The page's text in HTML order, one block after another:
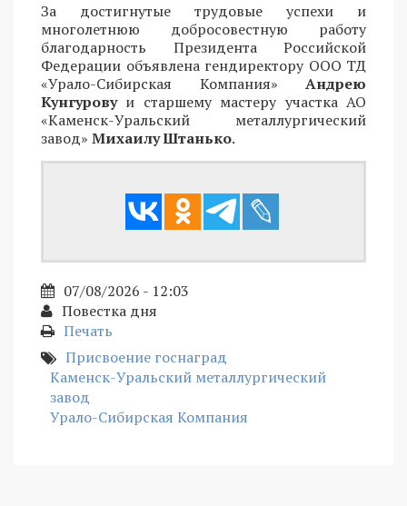
За достигнутые трудовые успехи и
многолетнюю добросовестную работу
благодарность Президента Российской
Федерации объявлена гендиректору ООО ТД
«Урало-Сибирская Компания» Андрею
Кунгуровуи старшему мастеру участка АО
«Каменск-Уральский металлургический
завод» Михаилу Штанько.
07/08/2026 - 12:03
Повестка дня
Печать
Присвоение госнаград
Каменск-Уральский металлургический
завод
Урало-Сибирская Компания